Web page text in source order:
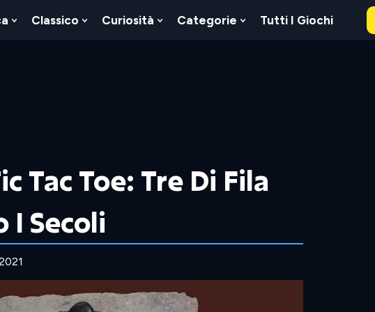
Show
Classico
Show
Curiosità
Show
Categorie
Show
Tutti I Giochi
Tac Toe: Tre Di Fila
I Secoli